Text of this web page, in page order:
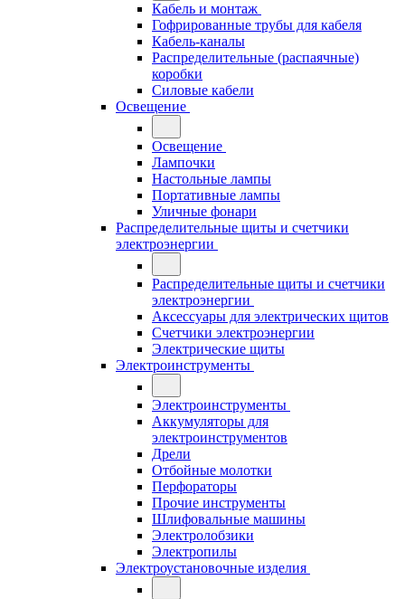
Кабель и монтаж
Гофрированные трубы для кабеля
Кабель-каналы
Распределительные (распаячные)
коробки
Силовые кабели
Освещение
Освещение
Лампочки
Настольные лампы
Портативные лампы
Уличные фонари
Распределительные щиты и счетчики
электроэнергии
Распределительные щиты и счетчики
электроэнергии
Аксессуары для электрических щитов
Счетчики электроэнергии
Электрические щиты
Электроинструменты
Электроинструменты
Аккумуляторы для
электроинструментов
Дрели
Отбойные молотки
Перфораторы
Прочие инструменты
Шлифовальные машины
Электролобзики
Электропилы
Электроустановочные изделия